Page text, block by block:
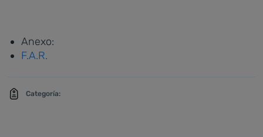
Anexo:
F.A.R.
Categoría: